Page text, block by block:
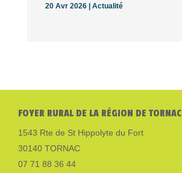
20 Avr 2026 | Actualité
FOYER RURAL DE LA RÉGION DE TORNAC
1543 Rte de St Hippolyte du Fort
30140 TORNAC
07 71 88 36 44